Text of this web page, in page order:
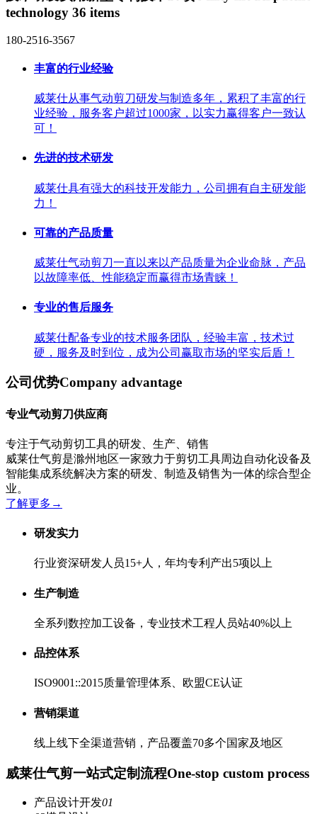
technology 36 items
180-2516-3567
丰富的行业经验
威莱仕从事气动剪刀研发与制造多年，累积了丰富的行
业经验，服务客户超过1000家，以实力赢得客户一致认
可！
先进的技术研发
威莱仕具有强大的科技开发能力，公司拥有自主研发能
力！
可靠的产品质量
威莱仕气动剪刀一直以来以产品质量为企业命脉，产品
以故障率低、性能稳定而赢得市场青睐！
专业的售后服务
威莱仕配备专业的技术服务团队，经验丰富，技术过
硬，服务及时到位，成为公司赢取市场的坚实后盾！
公司优势Company advantage
专业气动剪刀供应商
专注于气动剪切工具的研发、生产、销售
威莱仕气剪是滁州地区一家致力于剪切工具周边自动化设备及
智能集成系统解决方案的研发、制造及销售为一体的综合型企
业。
了解更多 →
研发实力
行业资深研发人员15+人，年均专利产出5项以上
生产制造
全系列数控加工设备，专业技术工程人员站40%以上
品控体系
ISO9001::2015质量管理体系、欧盟CE认证
营销渠道
线上线下全渠道营销，产品覆盖70多个国家及地区
威莱仕气剪一站式定制流程One-stop custom process
产品设计开发01